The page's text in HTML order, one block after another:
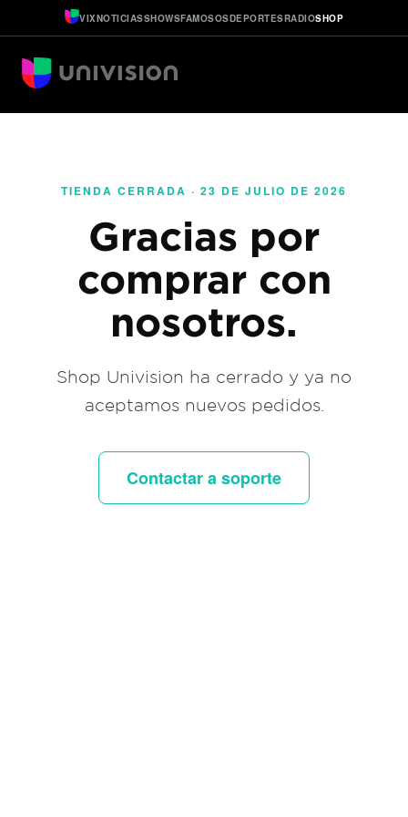
VIXNOTICIASSHOWSFAMOSOSDEPORTESRADIOSHOP
TIENDA CERRADA · 23 DE JULIO DE 2026
Gracias por
comprar con
nosotros.
Shop Univision ha cerrado y ya no
aceptamos nuevos pedidos.
Contactar a soporte